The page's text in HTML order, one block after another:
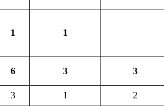
1 1
6 3
3
3 1
2